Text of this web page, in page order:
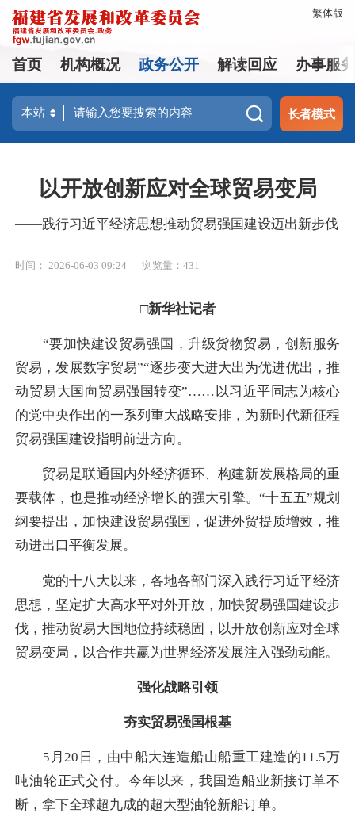
繁体版
首页 机构概况 政务公开 解读回应 办事服
长者模式
以开放创新应对全球贸易变局
——践行习近平经济思想推动贸易强国建设迈出新步伐
时间： 2026-06-03 09:24 浏览量：431
□新华社记者
“要加快建设贸易强国，升级货物贸易，创新服务
贸易，发展数字贸易”“逐步变大进大出为优进优出，推
动贸易大国向贸易强国转变”……以习近平同志为核心
的党中央作出的一系列重大战略安排，为新时代新征程
贸易强国建设指明前进方向。
贸易是联通国内外经济循环、构建新发展格局的重
要载体，也是推动经济增长的强大引擎。“十五五”规划
纲要提出，加快建设贸易强国，促进外贸提质增效，推
动进出口平衡发展。
党的十八大以来，各地各部门深入践行习近平经济
思想，坚定扩大高水平对外开放，加快贸易强国建设步
伐，推动贸易大国地位持续稳固，以开放创新应对全球
贸易变局，以合作共赢为世界经济发展注入强劲动能。
强化战略引领
夯实贸易强国根基
5月20日，由中船大连造船山船重工建造的11.5万
吨油轮正式交付。今年以来，我国造船业新接订单不
断，拿下全球超九成的超大型油轮新船订单。